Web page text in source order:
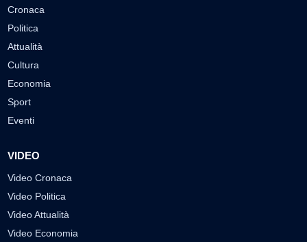
Cronaca
Politica
Attualità
Cultura
Economia
Sport
Eventi
VIDEO
Video Cronaca
Video Politica
Video Attualità
Video Economia